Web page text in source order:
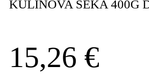
KULINOVA SEKA 400G
15,26 €